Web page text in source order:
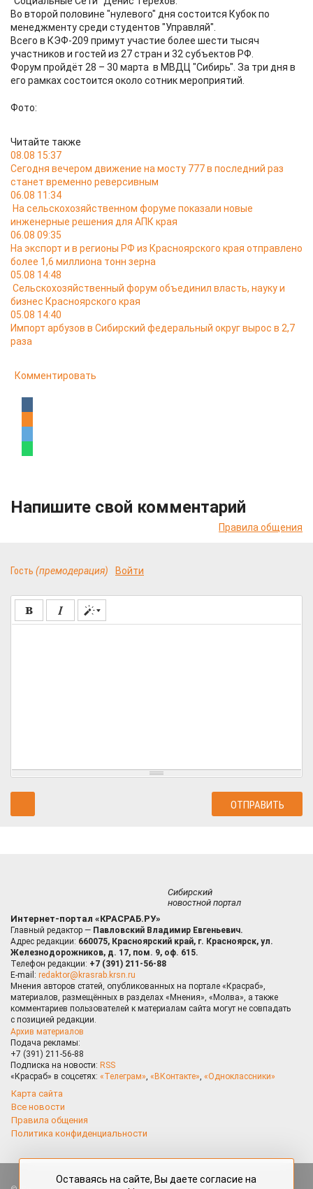
Во второй половине "нулевого" дня состоится Кубок по
менеджменту среди студентов "Управляй".
Всего в КЭФ-209 примут участие более шести тысяч
участников и гостей из 27 стран и 32 субъектов РФ.
Форум пройдёт 28 – 30 марта в МВДЦ "Сибирь". За три дня в
его рамках состоится около сотник мероприятий.
Фото:
Читайте также
08.08 15:37
Сегодня вечером движение на мосту 777 в последний раз
станет временно реверсивным
06.08 11:34
На сельскохозяйственном форуме показали новые
инженерные решения для АПК края
06.08 09:35
На экспорт и в регионы РФ из Красноярского края отправлено
более 1,6 миллиона тонн зерна
05.08 14:48
Сельскохозяйственный форум объединил власть, науку и
бизнес Красноярского края
05.08 14:40
Импорт арбузов в Сибирский федеральный округ вырос в 2,7
раза
Комментировать
Напишите свой комментарий
Правила общения
Гость (премодерация) Войти
Сибирский
новостной портал
Интернет-портал «КРАСРАБ.РУ»
Главный редактор — Павловский Владимир Евгеньевич.
Адрес редакции: 660075, Красноярский край, г. Красноярск, ул.
Железнодорожников, д. 17, пом. 9, оф. 615.
Телефон редакции: +7 (391) 211-56-88
E-mail: redaktor@krasrab.krsn.ru
Мнения авторов статей, опубликованных на портале «Красраб»,
материалов, размещённых в разделах «Мнения», «Молва», а также
комментариев пользователей к материалам сайта могут не совпадать
с позицией редакции.
Архив материалов
Подача рекламы:
+7 (391) 211-56-88
Подписка на новости: RSS
«Красраб» в соцсетях: «Телеграм», «ВКонтакте», «Одноклассники»
Карта сайта
Все новости
Правила общения
Политика конфиденциальности
Оставаясь на сайте, Вы даете согласие на